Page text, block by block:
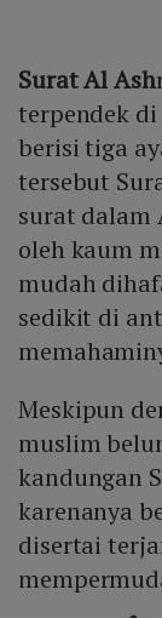
Surat Al Ash
terpendek
berisi tiga
tersebut
surat dalam
oleh kaum
mudah
sedikit di
Meskipun
muslim
kandungan
karenanya
disertai